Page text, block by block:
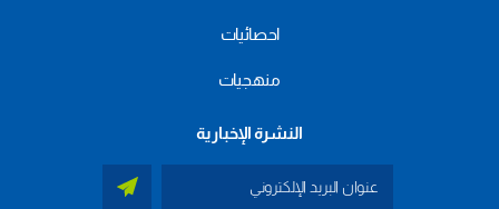
احصائيات
منهجيات
النشرة الإخبارية